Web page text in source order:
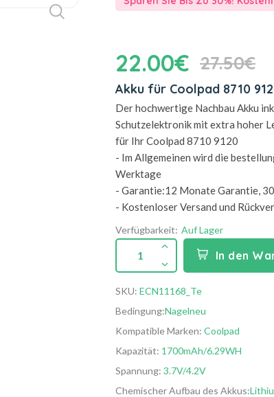
22.00€ 27.50€
Akku für Coolpad 8710
Der hochwertige Nachbau Akku
Schutzelektronik mit extra hoher
für Ihr Coolpad 8710 9120
- Im Allgemeinen wird die
Werktage
- Garantie:12 Monate Garantie,
- Kostenloser Versand und
Verfügbarkeit: Auf Lager
1 In den
SKU: ECN11168_Te
Bedingung:Nagelneu
Kompatible Marken: Coolpad
Kapazität: 1700mAh/6.29WH
Spannung: 3.7V/4.2V
Chemischer Aufbau des Akkus: